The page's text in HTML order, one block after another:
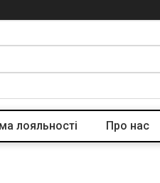
лояльності Про нас